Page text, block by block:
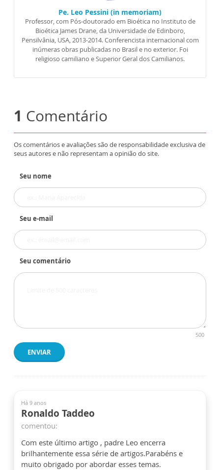
Pe. Leo Pessini (in memoriam)
Professor, com Pós-doutorado em Bioética no Instituto de
Bioética James Drane, da Universidade de Edinboro,
Pensilvânia, USA, 2013-2014. Conferencista internacional com
inúmeras obras publicadas no Brasil e no exterior. Foi
religioso camiliano e Superior Geral dos Camilianos.
1 Comentário
Os comentários e avaliações são de responsabilidade exclusiva de
seus autores e não representam a opinião do site.
Seu nome
Seu e-mail
Seu comentário
500
ENVIAR
Há 9 anos
Ronaldo Taddeo
comentou:
Com este último artigo , padre Leo encerra
brilhantemente essa série de artigos.Parabéns e
muito obrigado por abordar esses temas.